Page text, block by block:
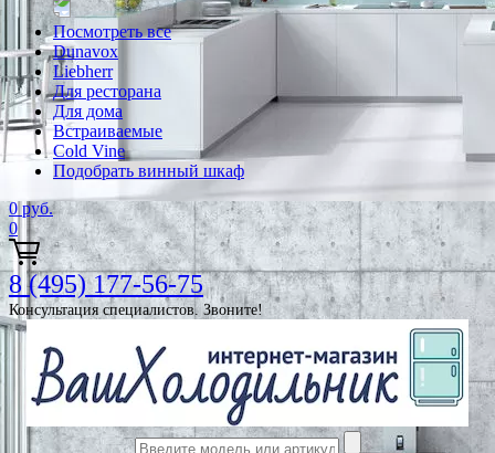
Посмотреть все
Dunavox
Liebherr
Для ресторана
Для дома
Встраиваемые
Cold Vine
Подобрать винный шкаф
0 руб.
0
8 (495) 177-56-75
Консультация специалистов. Звоните!